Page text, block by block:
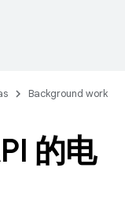
Background work
的电